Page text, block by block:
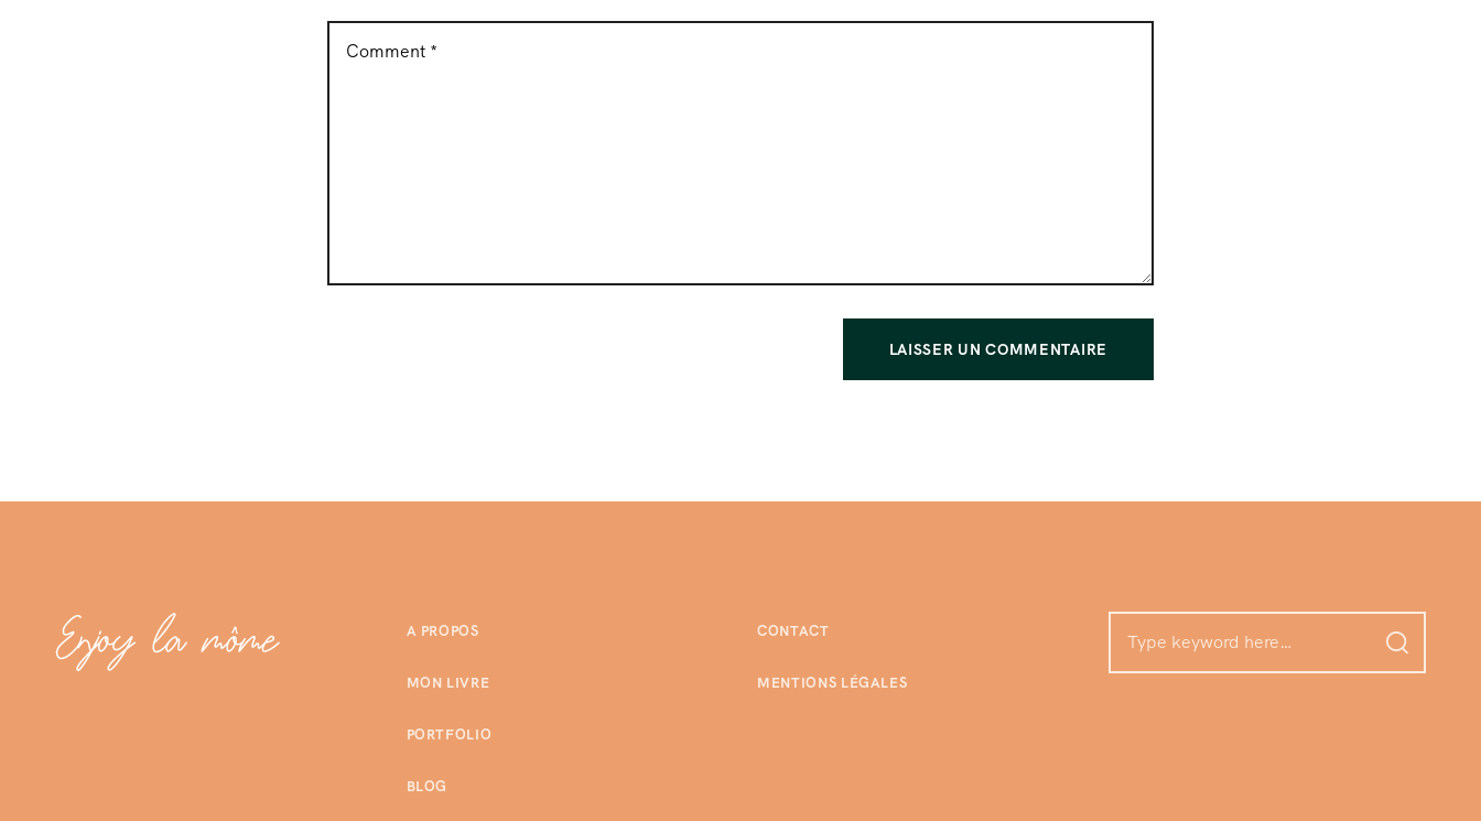
A PROPOS
MON LIVRE
PORTFOLIO
BLOG
CONTACT
MENTIONS LÉGALES